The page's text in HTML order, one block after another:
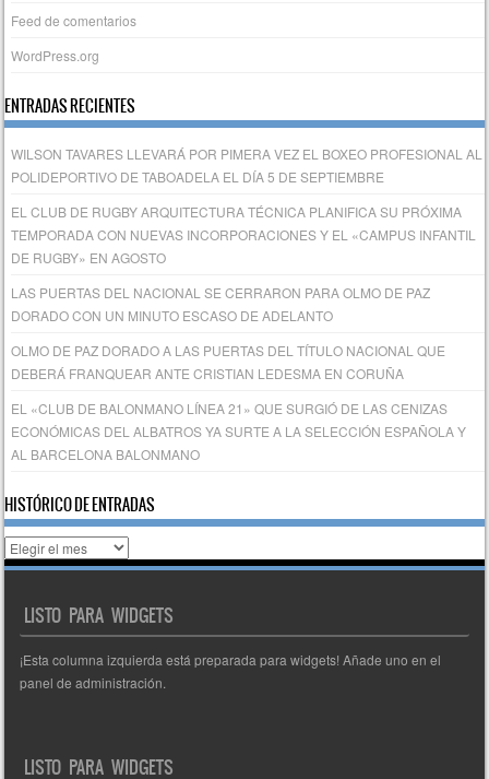
Feed de comentarios
WordPress.org
ENTRADAS RECIENTES
WILSON TAVARES LLEVARÁ POR PIMERA VEZ EL BOXEO PROFESIONAL AL
POLIDEPORTIVO DE TABOADELA EL DÍA 5 DE SEPTIEMBRE
EL CLUB DE RUGBY ARQUITECTURA TÉCNICA PLANIFICA SU PRÓXIMA
TEMPORADA CON NUEVAS INCORPORACIONES Y EL «CAMPUS INFANTIL
DE RUGBY» EN AGOSTO
LAS PUERTAS DEL NACIONAL SE CERRARON PARA OLMO DE PAZ
DORADO CON UN MINUTO ESCASO DE ADELANTO
OLMO DE PAZ DORADO A LAS PUERTAS DEL TÍTULO NACIONAL QUE
DEBERÁ FRANQUEAR ANTE CRISTIAN LEDESMA EN CORUÑA
EL «CLUB DE BALONMANO LÍNEA 21» QUE SURGIÓ DE LAS CENIZAS
ECONÓMICAS DEL ALBATROS YA SURTE A LA SELECCIÓN ESPAÑOLA Y
AL BARCELONA BALONMANO
HISTÓRICO DE ENTRADAS
Histórico
de
LISTO PARA WIDGETS
¡Esta columna izquierda está preparada para widgets! Añade uno en el
panel de administración.
LISTO PARA WIDGETS